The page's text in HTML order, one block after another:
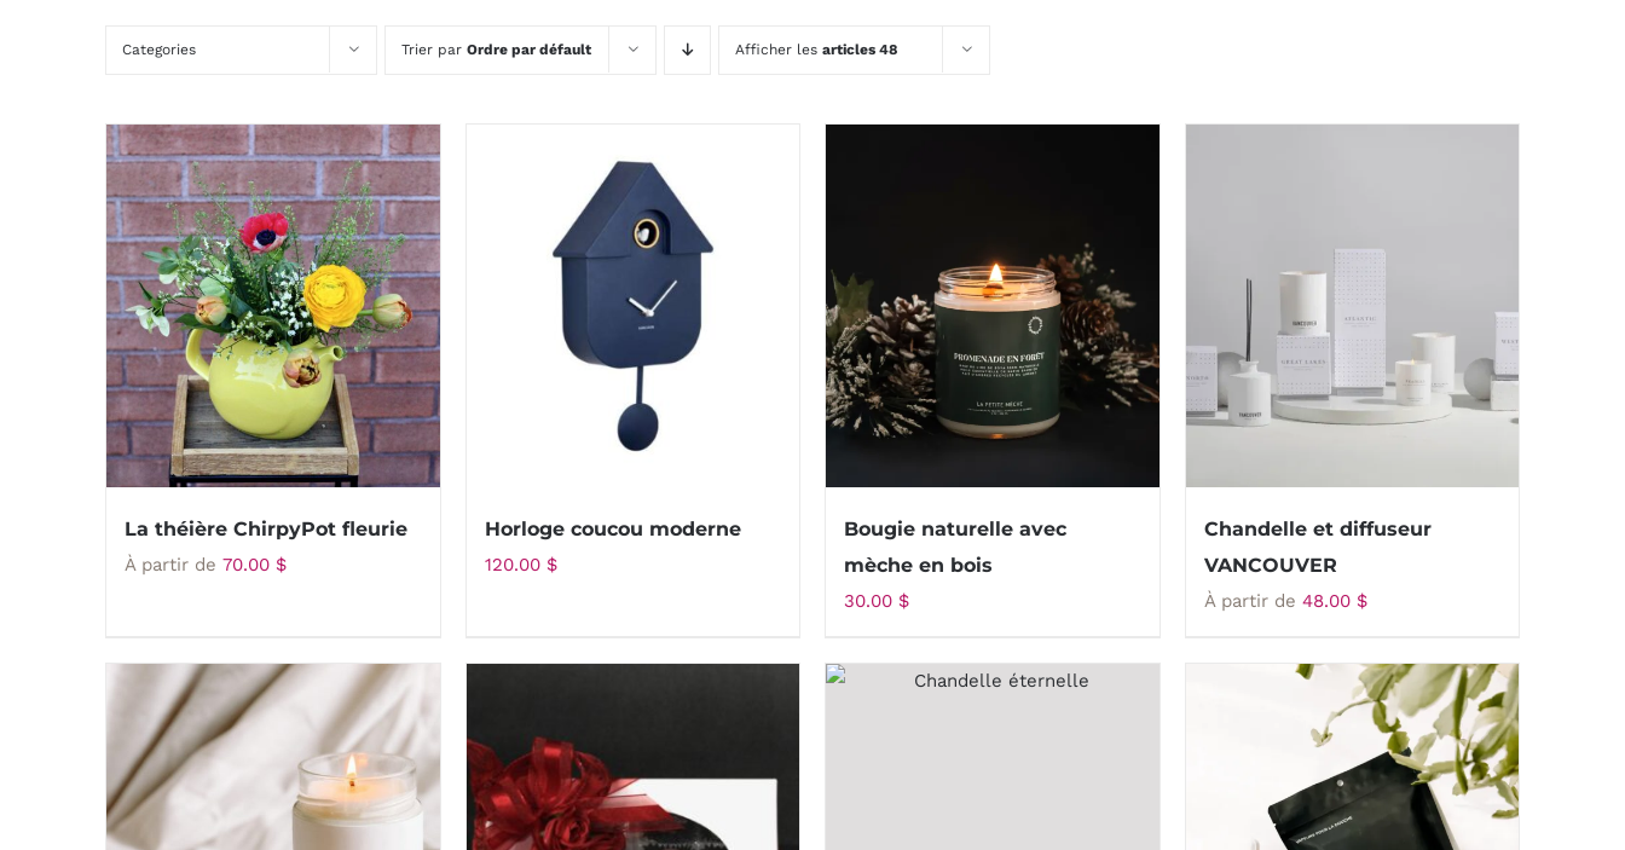
Categories Trier par Ordre par défault Afficher les articles 48
La théière ChirpyPot fleurie
À partir de 70.00 $
Horloge coucou moderne
120.00 $
Bougie naturelle avec
mèche en bois
30.00 $
Chandelle et diffuseur
VANCOUVER
À partir de 48.00 $